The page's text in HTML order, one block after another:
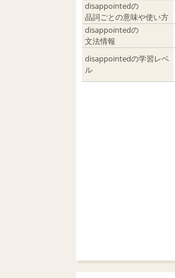
disappointedの
品詞ごとの意味や使い方
disappointedの
文法情報
disappointedの学習レベ
ル